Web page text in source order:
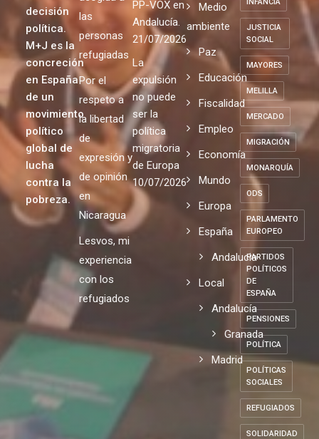
decisión
política.
M+J es la
concreción
en España
de un
movimiento
político
global de
lucha
contra la
pobreza.
las
personas
refugiadas
Por el
respeto a
la libertad
de
expresión y
de opinión
en
Nicaragua
Lesvos, mi
experiencia
con los
refugiados
PP-VOX en
Andalucía.
21/07/2026
La
expulsión
no puede
ser la
política
migratoria
de Europa
10/07/2026
Medio
ambiente
Paz
Educación
Fiscalidad
Empleo
Economía
Mundo
Europa
España
Andalucia
Local
Andalucía
Granada
Madrid
JUSTICIA
SOCIAL
MAYORES
MELILLA
MERCADO
MIGRACIÓN
MONARQUÍA
ODS
PARLAMENTO
EUROPEO
PARTIDOS
POLÍTICOS
DE
ESPAÑA
PENSIONES
POLÍTICA
POLÍTICAS
SOCIALES
REFUGIADOS
SOLIDARIDAD